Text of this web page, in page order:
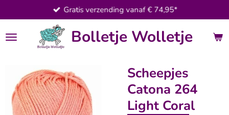
direct
naar
de
Bolletje Wolletje
Gratis verzending vanaf € 74,95*
Scheepjes
Catona 264
Light Coral